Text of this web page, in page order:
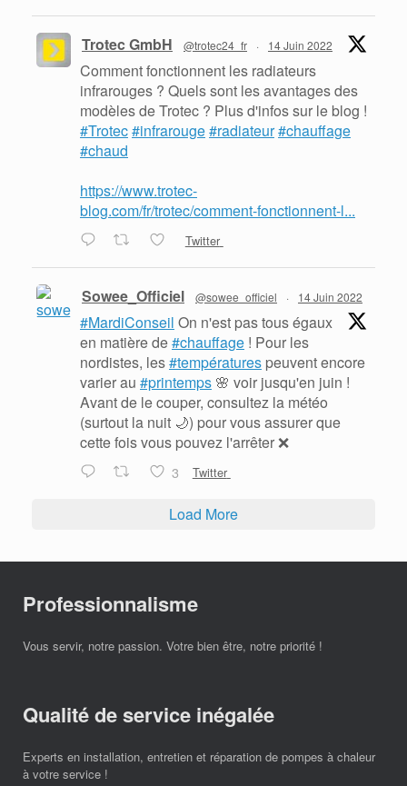
Trotec GmbH @trotec24_fr · 14 Juin 2022
Comment fonctionnent les radiateurs
infrarouges ? Quels sont les avantages des
modèles de Trotec ? Plus d'infos sur le blog !
#Trotec#infrarouge#radiateur#chauffage
#chaud
https://www.trotec-
blog.com/fr/trotec/comment-fonctionnent-l...
Twitter
Sowee_Officiel @sowee_officiel · 14 Juin 2022
#MardiConseil On n'est pas tous égaux
en matière de#chauffage ! Pour les
nordistes, les#températures peuvent encore
varier au #printemps 🌸 voir jusqu'en juin !
Avant de le couper, consultez la météo
(surtout la nuit 🌙) pour vous assurer que
cette fois vous pouvez l'arrêter ❌
3 Twitter
Load More
Professionnalisme
Vous servir, notre passion. Votre bien être, notre priorité !
Qualité de service inégalée
Experts en installation, entretien et réparation de pompes à chaleur
à votre service !